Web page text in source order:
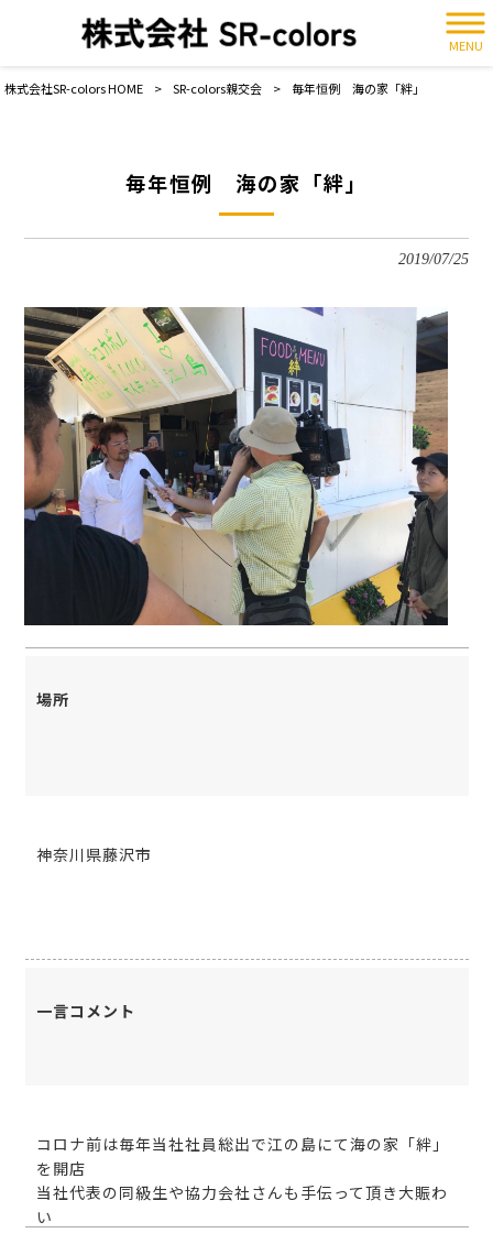
MENU
株式会社SR-colors HOME > SR-colors親交会 > 毎年恒例 海の家「絆」
毎年恒例 海の家「絆」
2019/07/25
場所
神奈川県藤沢市
一言コメント
コロナ前は毎年当社社員総出で江の島にて海の家「絆」
を開店
当社代表の同級生や協力会社さんも手伝って頂き大賑わ
い